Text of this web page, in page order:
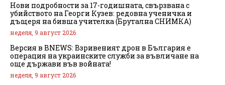
Нови подробности за 17-годишната, свързвана с
убийството на Георги Кузев: редовна ученичка и
дъщеря на бивша учителка (Брутална СНИМКА)
неделя, 9 август 2026
Версия в BNEWS: Взривеният дрон в България е
операция на украинските служби за въвличане на
още държави във войната!
неделя, 9 август 2026